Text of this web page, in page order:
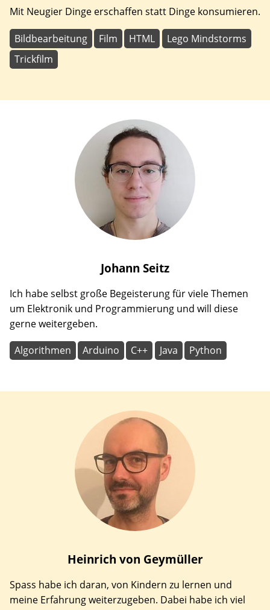
Mit Neugier Dinge erschaffen statt Dinge konsumieren.
Bildbearbeitung Film HTML
Lego Mindstorms
Trickfilm
Johann Seitz
Ich habe selbst große Begeisterung für viele Themen
um Elektronik und Programmierung und will diese
gerne weitergeben.
Algorithmen Arduino C++ Java Python
Heinrich von Geymüller
Spass habe ich daran, von Kindern zu lernen und
meine Erfahrung weiterzugeben. Dabei habe ich viel